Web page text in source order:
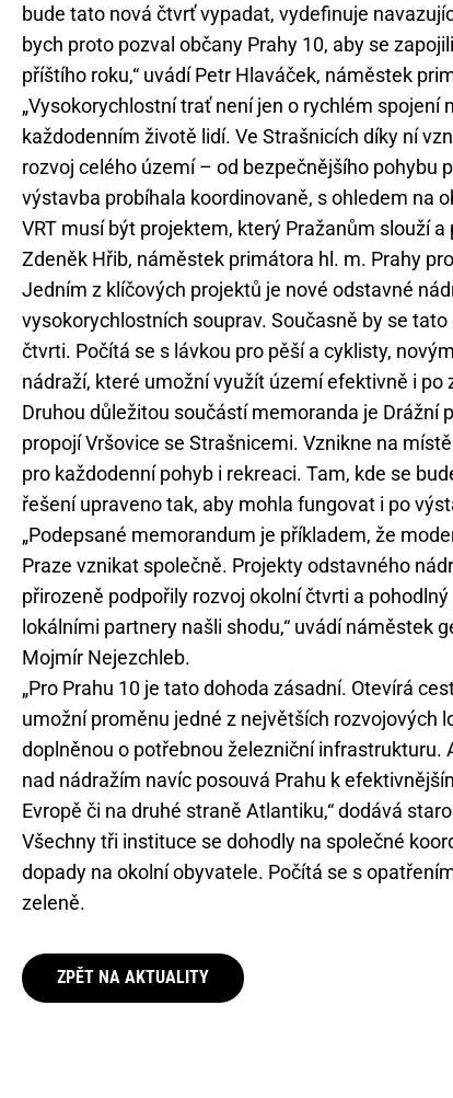
bude tato nová čtvrť vypadat, vydefinuje
bych proto pozval občany Prahy 10, aby se
příštího roku,“ uvádí Petr Hlaváček, náměstek
„Vysokorychlostní trať není jen o rychlém
každodenním životě lidí. Ve Strašnicích díky ní
rozvoj celého území – od bezpečnějšího pohybu
výstavba probíhala koordinovaně, s ohledem na
VRT musí být projektem, který Pražanům slouží
Zdeněk Hřib, náměstek primátora hl. m. Prahy
Jedním z klíčových projektů je nové odstavné
vysokorychlostních souprav. Současně by se
čtvrti. Počítá se s lávkou pro pěší a cyklisty,
nádraží, které umožní využít území efektivně i
Druhou důležitou součástí memoranda je Drážní
propojí Vršovice se Strašnicemi. Vznikne na
pro každodenní pohyb i rekreaci. Tam, kde se
řešení upraveno tak, aby mohla fungovat i po
„Podepsané memorandum je příkladem, že
Praze vznikat společně. Projekty odstavného
přirozeně podpořily rozvoj okolní čtvrti a
lokálními partnery našli shodu,“ uvádí náměstek
Mojmír Nejezchleb.
„Pro Prahu 10 je tato dohoda zásadní. Otevírá
umožní proměnu jedné z největších rozvojových
doplněnou o potřebnou železniční
nad nádražím navíc posouvá Prahu k
Evropě či na druhé straně Atlantiku,“ dodává
Všechny tři instituce se dohodly na společné
dopady na okolní obyvatele. Počítá se s
zeleně.
ZPĚT NA AKTUALITY